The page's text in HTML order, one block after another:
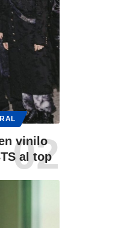
vinilo
al top